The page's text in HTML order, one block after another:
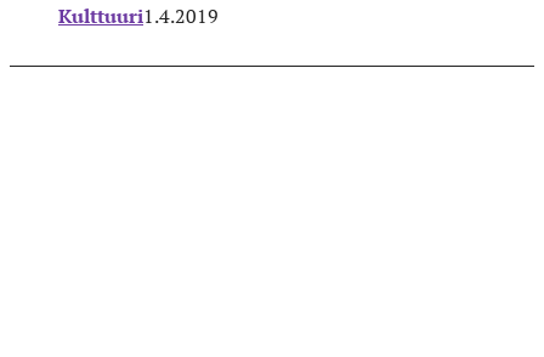
Kulttuuri1.4.2019